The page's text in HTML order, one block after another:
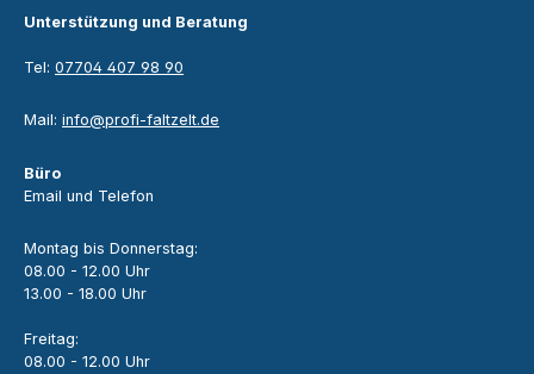
Unterstützung und Beratung
Tel: 07704 407 98 90
Mail: info@profi-faltzelt.de
Büro
Email und Telefon
Montag bis Donnerstag:
08.00 - 12.00 Uhr
13.00 - 18.00 Uhr
Freitag:
08.00 - 12.00 Uhr